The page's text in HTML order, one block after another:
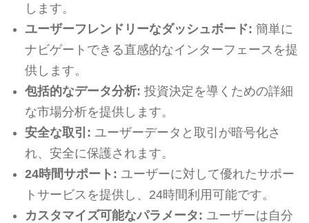
します。
ユーザーフレンドリーなダッシュボード: 簡単に
ナビゲートできる直感的なインターフェースを提
供します。
包括的なデータ分析: 投資決定を導くための詳細
な市場分析を提供します。
安全な取引: ユーザーデータと取引が暗号化さ
れ、安全に保護されます。
24時間サポート: ユーザーに対して優れたサポー
トサービスを提供し、24時間利用可能です。
カスタマイズ可能なパラメータ: ユーザーは自分